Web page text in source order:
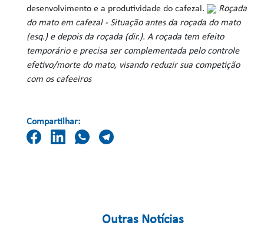
desenvolvimento e a produtividade do cafezal.
Roçada
do mato em cafezal - Situação antes da roçada do mato
(esq.) e depois da roçada (dir.). A roçada tem efeito
temporário e precisa ser complementada pelo controle
efetivo/morte do mato, visando reduzir sua competição
com os cafeeiros
Compartilhar:
Outras Notícias